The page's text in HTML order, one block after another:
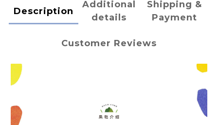
Description
Additional
details
Shipping &
Payment
Customer Reviews